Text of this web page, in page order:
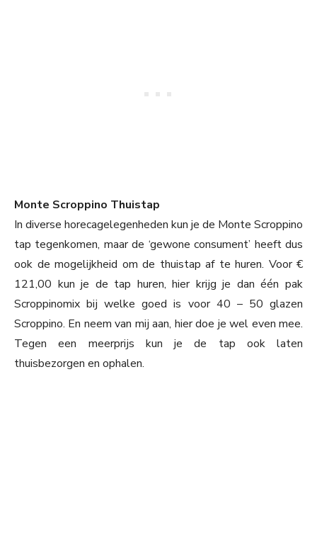
Monte Scroppino Thuistap
In diverse horecagelegenheden kun je de Monte Scroppino
tap tegenkomen, maar de ‘gewone consument’ heeft dus
ook de mogelijkheid om de thuistap af te huren. Voor €
121,00 kun je de tap huren, hier krijg je dan één pak
Scroppinomix bij welke goed is voor 40 – 50 glazen
Scroppino. En neem van mij aan, hier doe je wel even mee.
Tegen een meerprijs kun je de tap ook laten
thuisbezorgen en ophalen.